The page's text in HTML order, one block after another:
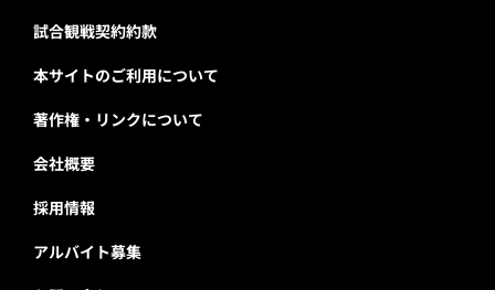
試合観戦契約約款
本サイトのご利用について
著作権・リンクについて
会社概要
採用情報
アルバイト募集